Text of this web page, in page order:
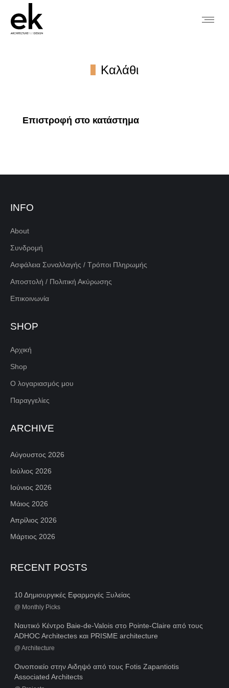
Καλάθι
Επιστροφή στο κατάστημα
INFO
About
Συνδρομή
Ασφάλεια Συναλλαγής / Τρόποι Πληρωμής
Αποστολή / Πολιτική Ακύρωσης
Επικοινωνία
SHOP
Αρχική
Shop
Ο λογαριασμός μου
Παραγγελίες
ARCHIVE
Αύγουστος 2026
Ιούλιος 2026
Ιούνιος 2026
Μάιος 2026
Απρίλιος 2026
Μάρτιος 2026
RECENT POSTS
10 Δημιουργικές Εφαρμογές Ξυλείας
@ Monthly Picks
Ναυτικό Κέντρο Baie-de-Valois στο Pointe-Claire από τους
ADHOC Architectes και PRISME architecture
@ Architecture
Οινοποιείο στην Αιδηψό από τους Fotis Zapantiotis
Associated Architects